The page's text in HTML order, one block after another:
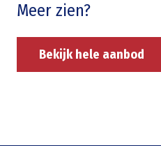
Meer zien?
Bekijk hele aanbod